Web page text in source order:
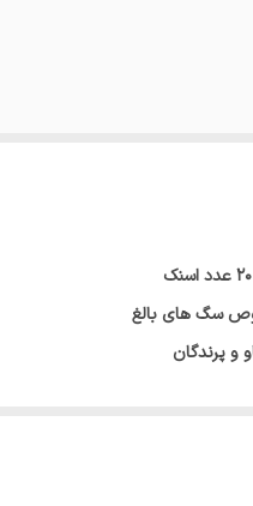
سگ های بالغ
و پرندگان